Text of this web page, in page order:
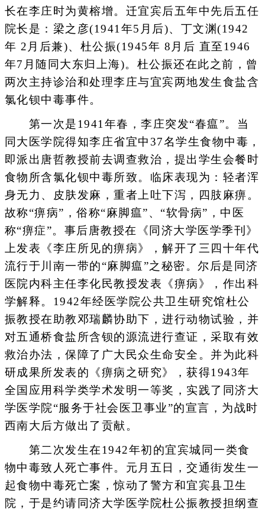
长在李庄时为黄榕增。迁宜宾后五年中先后五任
院长是：梁之彦(1941年5月后)、丁文渊(1942
年 2月后兼)、杜公振(1945年 8月后 直至1946
年7月随同大东归上海)。杜公振还在此之前，曾
两次主持诊治和处理李庄与宜宾两地发生食盐含
氯化钡中毒事件。
第一次是1941年春，李庄突发“春瘟”。当
同大医学院得知李庄省宜中37名学生食物中毒，
即派出唐哲教授前去调查救治，提出学生会餐时
食物所含氯化钡中毒所致。临床表现为：轻者浑
身无力、皮肤发麻，重者上吐下泻，四肢麻痹。
故称“痹病”，俗称“麻脚瘟”、“软骨病”，中医
称“痹症”。事后唐教授在《同济大学医学季刊》
上发表《李庄所见的痹病》，解开了三四十年代
流行于川南一带的“麻脚瘟”之秘密。尔后是同济
医院内科主任李化民教授发表《痹病》，作出科
学解释。1942年经医学院公共卫生研究馆杜公
振教授在助教邓瑞麟协助下，进行动物试验，并
对五通桥食盐所含钡的源流进行查证，采取有效
救治办法，保障了广大民众生命安全。并为此科
研成果所发表的《痹病之研究》，获得1943年
全国应用科学类学术发明一等奖，实践了同济大
学医学院“服务于社会医卫事业”的宣言，为战时
西南大后方做出了贡献。
第二次发生在1942年初的宜宾城同一类食
物中毒致人死亡事件。元月五日，交通街发生一
起食物中毒死亡案，惊动了警方和宜宾县卫生
院，于是约请同济大学医学院杜公振教授担纲查